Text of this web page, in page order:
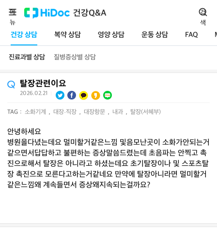
건강Q&A
건강 상담 복약 상담 영양 상담 운동 상담 FAQ
메
뉴
검
색
진료과별 상담 질병증상별 상담
탈장관련이요
2026.02.21
TAG : 소화기계 , 대장·직장 , 대장항문 , 내과 , 탈장(서혜부)
안녕하세요
병원을다녔는데요 멀미할거같은느낌 및음모난곳이 소화가안되는거
같으면서답답하고 불편하는 증상말씀드렸는데 초음파는 안찍고 촉
진으로해서 탈장은 아니라고 하셨는데요 초기탈장이나 및 스포츠탈
장 촉진으로 모른다고하는거같네요 만약에 탈장아니라면 멀미할거
같은느낌왜 계속들면서 증상왜지속되는걸까요?